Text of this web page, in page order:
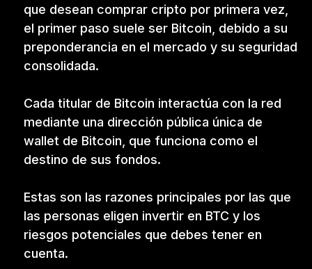
que desean comprar cripto por primera vez,
el primer paso suele ser Bitcoin, debido a su
preponderancia en el mercado y su seguridad
consolidada.
Cada titular de Bitcoin interactúa con la red
mediante una dirección pública única de
wallet de Bitcoin, que funciona como el
destino de sus fondos.
Estas son las razones principales por las que
las personas eligen invertir en BTC y los
riesgos potenciales que debes tener en
cuenta.